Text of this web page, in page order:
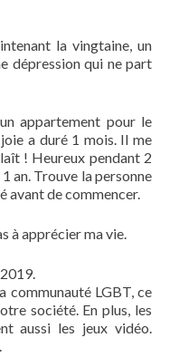
la vingtaine, un
dépression qui ne part
appartement pour le
a duré 1 mois. Il me
! Heureux pendant 2
an. Trouve la personne
avant de commencer.
à apprécier ma vie.
communauté LGBT, ce
société. En plus, les
aussi les jeux vidéo.